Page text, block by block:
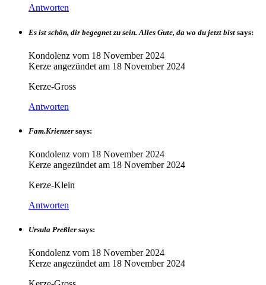
Antworten
Es ist schön, dir begegnet zu sein. Alles Gute, da wo du jetzt bist says:
Kondolenz vom 18 November 2024
Kerze angezündet am 18 November 2024
Kerze-Gross
Antworten
Fam.Krienzer says:
Kondolenz vom 18 November 2024
Kerze angezündet am 18 November 2024
Kerze-Klein
Antworten
Ursula Preßler says:
Kondolenz vom 18 November 2024
Kerze angezündet am 18 November 2024